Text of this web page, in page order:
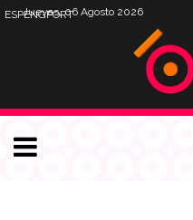
Jueves, 06 Agosto 2026
ESPENGPORT